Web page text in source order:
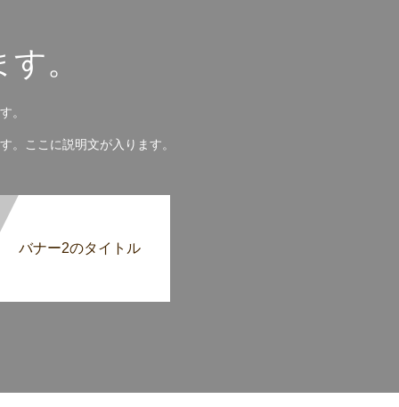
。
。
。ここに説明文が入ります。
バナー2のタイトル